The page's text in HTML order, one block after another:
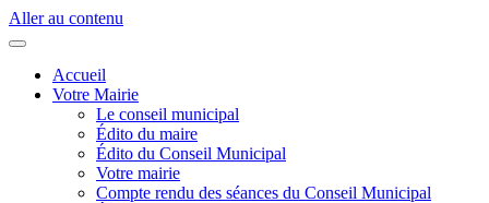
Aller au contenu
Accueil
Votre Mairie
Le conseil municipal
Édito du maire
Édito du Conseil Municipal
Votre mairie
Compte rendu des séances du Conseil Municipal